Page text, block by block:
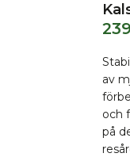
239
av
och
på